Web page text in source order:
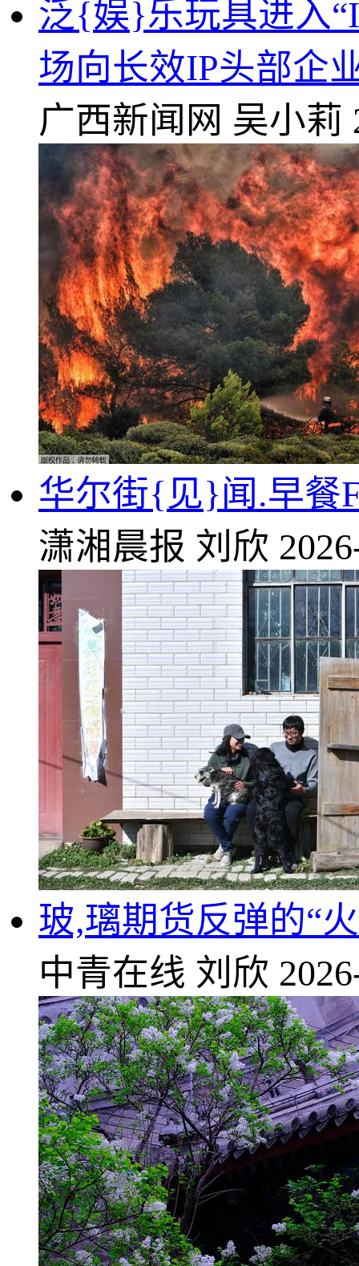
泛{娱}乐玩具进入
场向长效IP头部企
广西新闻网 吴小莉
华尔街{见}闻.早餐
潇湘晨报 刘欣
玻,璃期货反弹的“
中青在线 刘欣